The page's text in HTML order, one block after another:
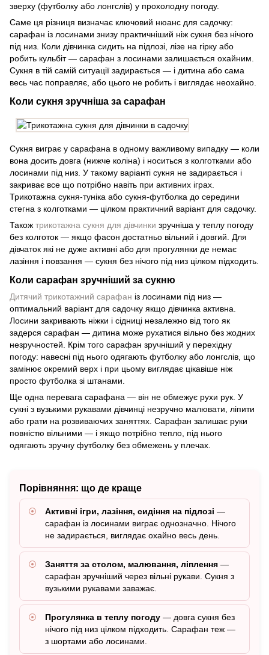
зверху (футболку або лонгслів) у прохолодну погоду.
Саме ця різниця визначає ключовий нюанс для садочку:
сарафан із лосинами знизу практичніший ніж сукня без нічого
під низ. Коли дівчинка сидить на підлозі, лізе на гірку або
робить кульбіт — сарафан з лосинами залишається охайним.
Сукня в тій самій ситуації задирається — і дитина або сама
весь час поправляє, або цього не робить і виглядає неохайно.
Коли сукня зручніша за сарафан
Сукня виграє у сарафана в одному важливому випадку — коли
вона досить довга (нижче коліна) і носиться з колготками або
лосинами під низ. У такому варіанті сукня не задирається і
закриває все що потрібно навіть при активних іграх.
Трикотажна сукня-туніка або сукня-футболка до середини
стегна з колготками — цілком практичний варіант для садочку.
Також трикотажна сукня для дівчинки зручніша у теплу погоду
без колготок — якщо фасон достатньо вільний і довгий. Для
дівчаток які не дуже активні або для прогулянки де немає
лазіння і повзання — сукня без нічого під низ цілком підходить.
Коли сарафан зручніший за сукню
Дитячий трикотажний сарафан із лосинами під низ —
оптимальний варіант для садочку якщо дівчинка активна.
Лосини закривають ніжки і сідниці незалежно від того як
задерся сарафан — дитина може рухатися вільно без жодних
незручностей. Крім того сарафан зручніший у перехідну
погоду: навесні під нього одягають футболку або лонгслів, що
замінює окремий верх і при цьому виглядає цікавіше ніж
просто футболка зі штанами.
Ще одна перевага сарафана — він не обмежує рухи рук. У
сукні з вузькими рукавами дівчинці незручно малювати, ліпити
або грати на розвиваючих заняттях. Сарафан залишає руки
повністю вільними — і якщо потрібно тепло, під нього
одягають зручну футболку без обмежень у плечах.
Порівняння: що де краще
Активні ігри, лазіння, сидіння на підлозі —
сарафан із лосинами виграє однозначно. Нічого
не задирається, виглядає охайно весь день.
Заняття за столом, малювання, ліплення —
сарафан зручніший через вільні рукави. Сукня з
вузькими рукавами заважає.
Прогулянка в теплу погоду — довга сукня без
нічого під низ цілком підходить. Сарафан теж —
з шортами або лосинами.